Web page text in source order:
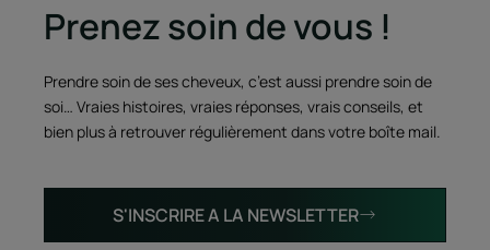
Prenez soin de vous !
Prendre soin de ses cheveux, c’est aussi prendre soin de
soi… Vraies histoires, vraies réponses, vrais conseils, et
bien plus à retrouver régulièrement dans votre boîte mail.
S'INSCRIRE A LA NEWSLETTER